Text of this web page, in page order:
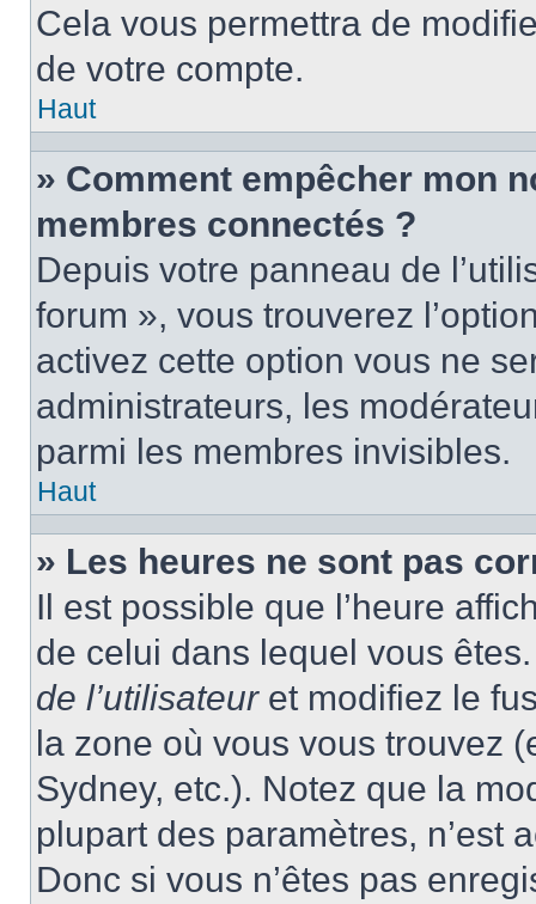
Cela vous permettra de
de votre compte.
Haut
» Comment empêcher mon
membres connectés ?
Depuis votre panneau de
forum », vous trouverez
activez cette option vous ne
administrateurs, les
parmi les membres invisibles.
Haut
» Les heures ne sont pas
Il est possible que l’heure
de celui dans lequel vous
de l’utilisateuret modifiez le
la zone où vous vous trouvez
Sydney, etc.). Notez que la
plupart des paramètres, n’est
Donc si vous n’êtes pas